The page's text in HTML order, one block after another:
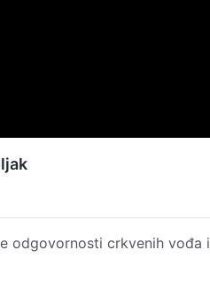
odgovornosti crkvenih vođa